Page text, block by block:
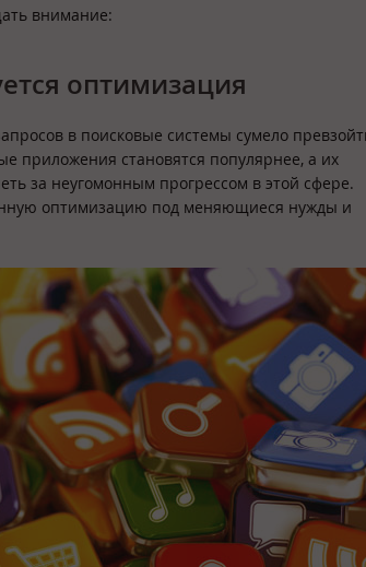
внимание:
оптимизация
в поисковые системы сумело
приложения становятся популярнее, а их
за неугомонным прогрессом в этой сфере.
оптимизацию под меняющиеся нужды и